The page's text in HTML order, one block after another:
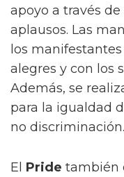
apoyo a través
aplausos. Las
los
alegres y con los
Además, se
para la igualdad
no discriminación.
El Pride también